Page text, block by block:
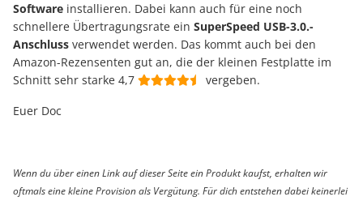
Software installieren. Dabei kann auch für eine noch
schnellere Übertragungsrate ein SuperSpeed USB-3.0.-
Anschluss verwendet werden. Das kommt auch bei den
Amazon-Rezensenten gut an, die der kleinen Festplatte im
Schnitt sehr starke 4,7
vergeben.
Euer Doc
Wenn du über einen Link auf dieser Seite ein Produkt kaufst, erhalten wir
oftmals eine kleine Provision als Vergütung. Für dich entstehen dabei keinerlei